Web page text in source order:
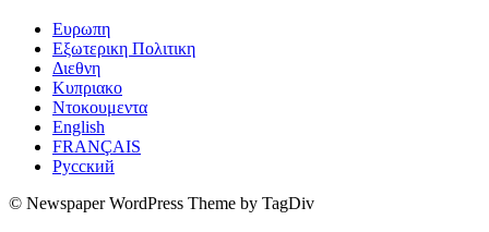
Ευρωπη
Εξωτερικη Πολιτικη
Διεθνη
Κυπριακο
Ντοκουμεντα
English
FRANÇAIS
Русский
© Newspaper WordPress Theme by TagDiv